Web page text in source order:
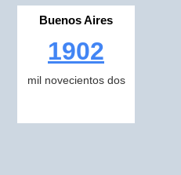
Buenos Aires
1902
mil novecientos dos